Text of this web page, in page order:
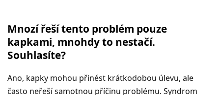
Mnozí řeší tento problém pouze
kapkami, mnohdy to nestačí.
Souhlasíte?
Ano, kapky mohou přinést krátkodobou úlevu, ale
často neřeší samotnou příčinu problému. Syndrom